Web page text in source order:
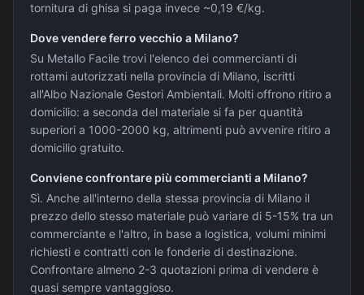
tornitura di ghisa si paga invece ~0,19 €/kg.
Dove vendere ferro vecchio a Milano?
Su Metallo Facile trovi l'elenco dei commercianti di
rottami autorizzati nella provincia di Milano, iscritti
all'Albo Nazionale Gestori Ambientali. Molti offrono ritiro a
domicilio: a seconda del materiale si fa per quantità
superiori a 1000-2000 kg, altrimenti può avvenire ritiro a
domicilio gratuito.
Conviene confrontare più commercianti a Milano?
Sì. Anche all'interno della stessa provincia di Milano il
prezzo dello stesso materiale può variare di 5-15% tra un
commerciante e l'altro, in base a logistica, volumi minimi
richiesti e contratti con le fonderie di destinazione.
Confrontare almeno 2-3 quotazioni prima di vendere è
quasi sempre vantaggioso.